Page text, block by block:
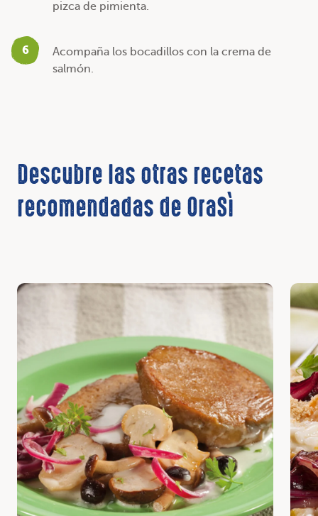
pizca de pimienta.
6
Acompaña los bocadillos con la crema de
salmón.
Descubre las otras recetas
recomendadas de OraSì
Descubrir